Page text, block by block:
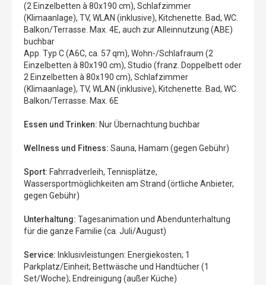
(2 Einzelbetten à 80x190 cm), Schlafzimmer
(Klimaanlage), TV, WLAN (inklusive), Kitchenette. Bad, WC.
Balkon/Terrasse. Max. 4E, auch zur Alleinnutzung (ABE)
buchbar
App. Typ C (A6C, ca. 57 qm), Wohn-/Schlafraum (2
Einzelbetten à 80x190 cm), Studio (franz. Doppelbett oder
2 Einzelbetten à 80x190 cm), Schlafzimmer
(Klimaanlage), TV, WLAN (inklusive), Kitchenette. Bad, WC.
Balkon/Terrasse. Max. 6E
Essen und Trinken: Nur Übernachtung buchbar
Wellness und Fitness: Sauna, Hamam (gegen Gebühr)
Sport: Fahrradverleih, Tennisplätze,
Wassersportmöglichkeiten am Strand (örtliche Anbieter,
gegen Gebühr)
Unterhaltung: Tagesanimation und Abendunterhaltung
für die ganze Familie (ca. Juli/August)
Service: Inklusivleistungen: Energiekosten; 1
Parkplatz/Einheit; Bettwäsche und Handtücher (1
Set/Woche); Endreinigung (außer Küche)